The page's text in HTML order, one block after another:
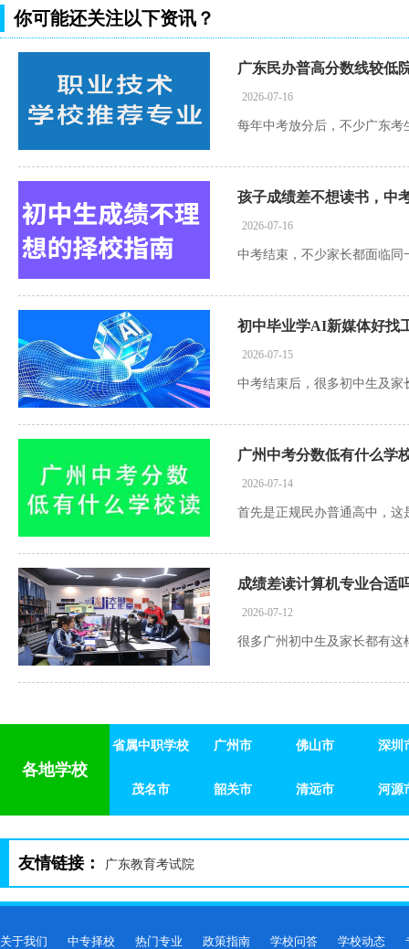
你可能还关注以下资讯？
广东民办普高分数线较低
2026-07-16
孩子成绩差不想读书，中
2026-07-16
初中毕业学AI新媒体好找
2026-07-15
广州中考分数低有什么学
2026-07-14
成绩差读计算机专业合适
2026-07-12
各地学校
省属中职学校 广州市 佛山市 深圳
茂名市
茂名市
韶关市
韶关市
清远市
清远市
河源
河源
友情链接： 广东教育考试院
关于我们 中专择校 热门专业 政策指南 学校问答 学校动态